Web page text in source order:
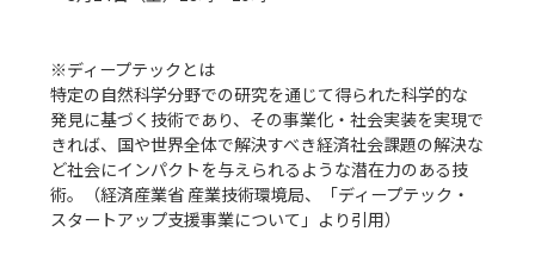
※ディープテックとは
特定の自然科学分野での研究を通じて得られた科学的な
発見に基づく技術であり、その事業化・社会実装を実現で
きれば、国や世界全体で解決すべき経済社会課題の解決な
ど社会にインパクトを与えられるような潜在力のある技
術。（経済産業省 産業技術環境局、「ディープテック・
スタートアップ支援事業について」より引用）